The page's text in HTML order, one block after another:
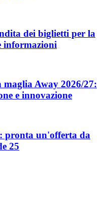
dei biglietti per la
informazioni
maglia Away 2026/27:
e innovazione
pronta un'offerta da
25